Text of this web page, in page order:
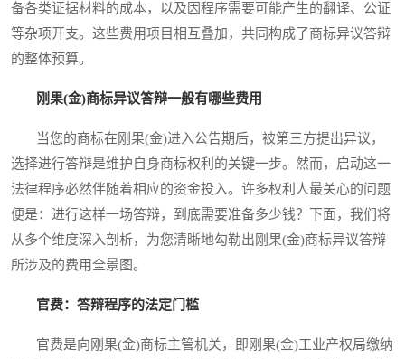
备各类证据材料的成本，以及因程序需要可能产生的翻译、公证
等杂项开支。这些费用项目相互叠加，共同构成了商标异议答辩
的整体预算。
刚果(金)商标异议答辩一般有哪些费用
当您的商标在刚果(金)进入公告期后，被第三方提出异议，
选择进行答辩是维护自身商标权利的关键一步。然而，启动这一
法律程序必然伴随着相应的资金投入。许多权利人最关心的问题
便是：进行这样一场答辩，到底需要准备多少钱？下面，我们将
从多个维度深入剖析，为您清晰地勾勒出刚果(金)商标异议答辩
所涉及的费用全景图。
官费：答辩程序的法定门槛
官费是向刚果(金)商标主管机关，即刚果(金)工业产权局缴纳